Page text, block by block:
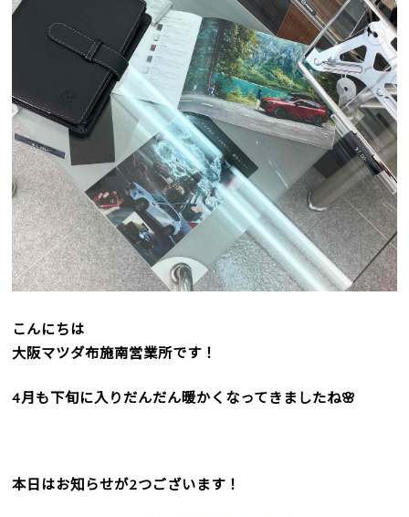
こんにちは
大阪マツダ布施南営業所です！
4月も下旬に入りだんだん暖かくなってきましたね🌸
本日はお知らせが2つございます！